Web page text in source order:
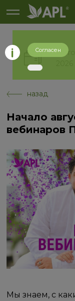
назад
Начало
вебинаров
Мы знаем, с
Согласен